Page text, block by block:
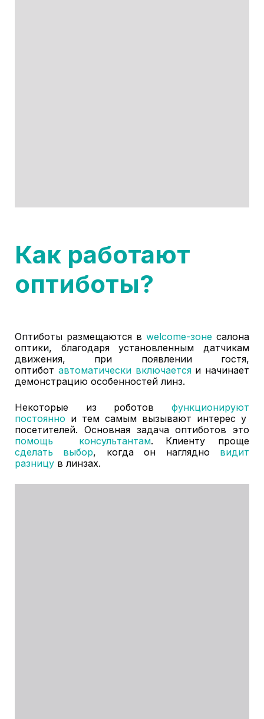
Как работают
оптиботы?
Оптиботы размещаются в welcome-зоне салона
оптики, благодаря установленным датчикам
движения, при появлении гостя,
оптибот автоматически включаетсяи начинает
демонстрацию особенностей линз.
Некоторые из роботов функционируют
постоянно и тем самым вызывают интерес у
посетителей. Основная задача оптиботов это
помощь консультантам. Клиенту проще
сделать выбор, когда он наглядно видит
разницу в линзах.